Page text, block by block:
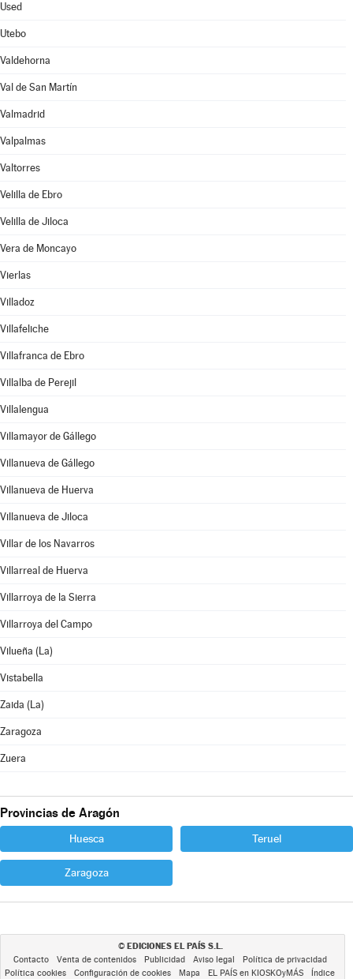
Used
Utebo
Valdehorna
Val de San Martín
Valmadrid
Valpalmas
Valtorres
Velilla de Ebro
Velilla de Jiloca
Vera de Moncayo
Vierlas
Villadoz
Villafeliche
Villafranca de Ebro
Villalba de Perejil
Villalengua
Villamayor de Gállego
Villanueva de Gállego
Villanueva de Huerva
Villanueva de Jiloca
Villar de los Navarros
Villarreal de Huerva
Villarroya de la Sierra
Villarroya del Campo
Vilueña (La)
Vistabella
Zaida (La)
Zaragoza
Zuera
Provincias de Aragón
Huesca Teruel
Zaragoza
© EDICIONES EL PAÍS S.L.
Contacto Venta de contenidos Publicidad Aviso legal
Política de privacidad
Política cookies
Configuración de cookies Mapa EL PAÍS en KIOSKOyMÁS Índice